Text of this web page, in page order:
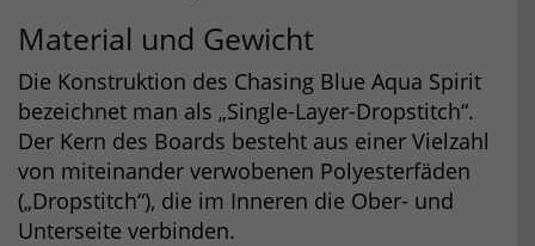
Material und Gewicht
Die Konstruktion des Chasing Blue Aqua Spirit
bezeichnet man als „Single-Layer-Dropstitch“.
Der Kern des Boards besteht aus einer Vielzahl
von miteinander verwobenen Polyesterfäden
(„Dropstitch“), die im Inneren die Ober- und
Unterseite verbinden.